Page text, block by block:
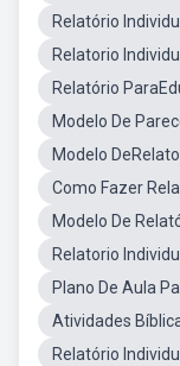
Relatório
Relatorio
Relatório
Modelo De
Modelo
Como Fazer
Modelo De
Relatorio
Plano De Aula
Atividades
Relatório